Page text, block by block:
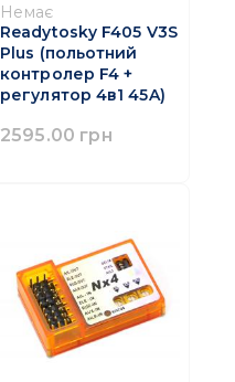
Немає
Readytosky F405 V3S
Plus (польотний
контролер F4 +
регулятор 4в1 45A)
2595.00 грн